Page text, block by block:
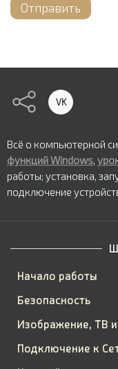
Отправить
VK
Всё о компьютерной
функций Windows,
работы; установка,
подключение
Начало работы
Безопасность
Изображение, ТВ
Подключение к